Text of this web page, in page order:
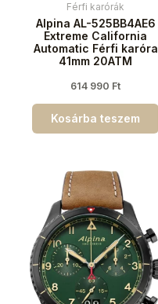
Férfi karórák
Alpina AL-525BB4AE6
Extreme California
Automatic Férfi karóra
41mm 20ATM
614 990 Ft
Kosárba teszem